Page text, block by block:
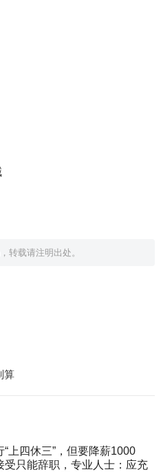
转载请注明出处。
算
“上四休三”，但要降薪1000
受只能辞职，专业人士：应充